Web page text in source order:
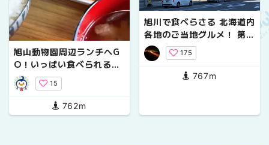
旭山動物園周辺ランチへG
O！いっぱい食べられるお
店3店
15
762m
旭川で食べらさる 北海道内
各地のご当地グルメ！ 第ニ
弾
175
767m